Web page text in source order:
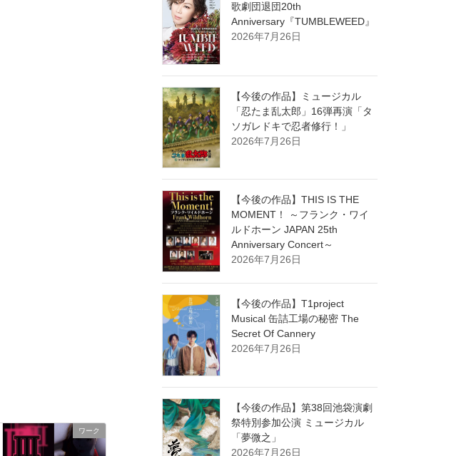
ワーク
歌劇団退団20th
Anniversary『TUMBLEWEED』
2026年7月26日
【今後の作品】ミュージカル
「忍たま乱太郎」16弾再演「タ
ソガレドキで忍者修行！」
2026年7月26日
【今後の作品】THIS IS THE
MOMENT！ ～フランク・ワイ
ルドホーン JAPAN 25th
Anniversary Concert～
2026年7月26日
【今後の作品】T1project
Musical 缶詰工場の秘密 The
Secret Of Cannery
2026年7月26日
【今後の作品】第38回池袋演劇
祭特別参加公演 ミュージカル
「夢微之」
2026年7月26日